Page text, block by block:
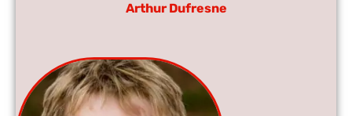
Arthur Dufresne